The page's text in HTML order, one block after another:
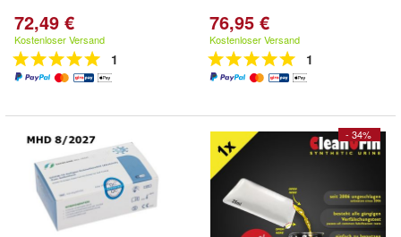
72,49 €
Kostenloser Versand
1
76,95 €
Kostenloser Versand
1
- 34%